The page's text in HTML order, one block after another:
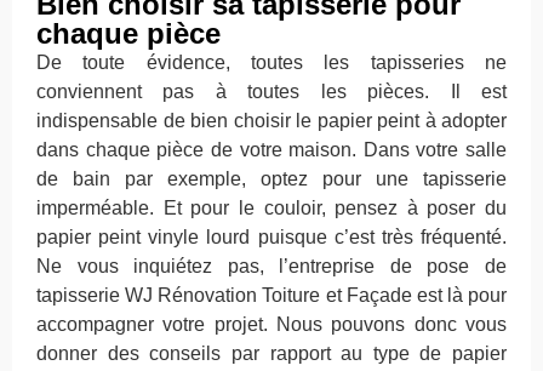
chaque pièce
De toute évidence, toutes les tapisseries ne
conviennent pas à toutes les pièces. Il est
indispensable de bien choisir le papier peint à adopter
dans chaque pièce de votre maison. Dans votre salle
de bain par exemple, optez pour une tapisserie
imperméable. Et pour le couloir, pensez à poser du
papier peint vinyle lourd puisque c’est très fréquenté.
Ne vous inquiétez pas, l’entreprise de pose de
tapisserie WJ Rénovation Toiture et Façade est là pour
accompagner votre projet. Nous pouvons donc vous
donner des conseils par rapport au type de papier